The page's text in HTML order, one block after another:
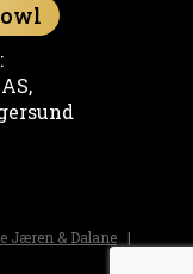
Jæren & Dalane |